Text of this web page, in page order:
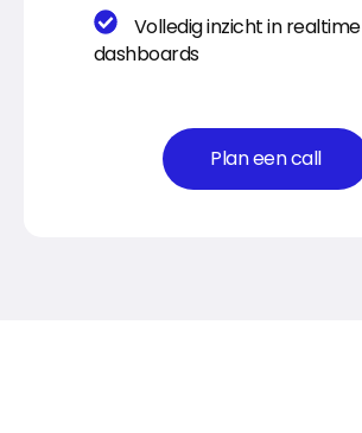
Volledig inzicht in realtime
dashboards
Plan een call